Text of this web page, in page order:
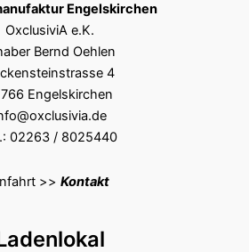
Engelskirchen
OxclusiviA e.K.
Bernd Oehlen
4
Engelskirchen
02263 / 8025440
>> Kontakt